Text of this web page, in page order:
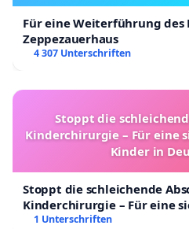
Für eine Weiterführung des
Zeppezauerhaus
4 307 Unterschriften
Stoppt die
Kinderchirurgie – Für eine
Kinder in
Stoppt die schleichende
Kinderchirurgie – Für eine
Kinder in Deutschland
1 Unterschriften